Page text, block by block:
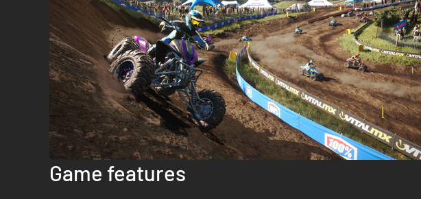
Game features